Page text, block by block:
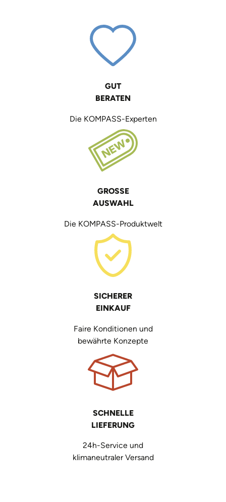
GUT
BERATEN
Die KOMPASS-Experten
GROSSE
AUSWAHL
Die KOMPASS-Produktwelt
SICHERER
EINKAUF
Faire Konditionen und
bewährte Konzepte
SCHNELLE
LIEFERUNG
24h-Service und
klimaneutraler Versand